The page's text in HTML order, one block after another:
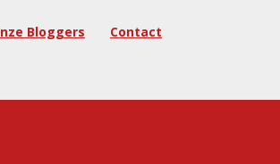
Bloggers Contact